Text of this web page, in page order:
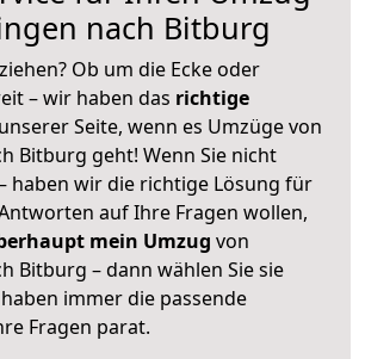
nach Bitburg
Ob um die Ecke oder
– wir haben das richtige
Seite, wenn es Umzüge von
Bitburg geht! Wenn Sie nicht
haben wir die richtige Lösung für
auf Ihre Fragen wollen,
mein Umzug von
Bitburg – dann wählen Sie sie
immer die passende
Fragen parat.